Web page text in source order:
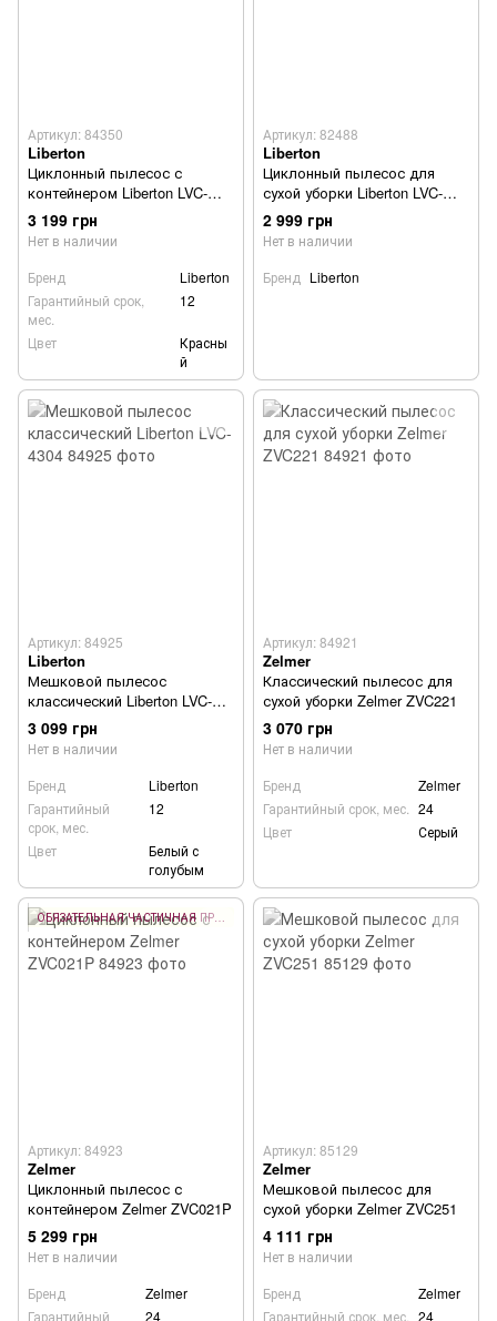
Артикул: 84350
Liberton
Циклонный пылесос с
контейнером Liberton LVC-
4308
3 199 грн
Нет в наличии
Бренд
Liberton
Гарантийный срок,
мес.
12
Цвет
Красны
й
Артикул: 82488
Liberton
Циклонный пылесос для
сухой уборки Liberton LVC-
0751C ECO
2 999 грн
Нет в наличии
Бренд Liberton
Артикул: 84925
Liberton
Мешковой пылесос
классический Liberton LVC-
4304
3 099 грн
Нет в наличии
Бренд
Liberton
Гарантийный
срок, мес.
12
Цвет
Белый с
голубым
Артикул: 84921
Zelmer
Классический пылесос для
сухой уборки Zelmer ZVC221
3 070 грн
Нет в наличии
Бренд
Zelmer
Гарантийный срок, мес.
24
Цвет
Серый
ОБЯЗАТЕЛЬНАЯ ЧАСТИЧНАЯ ПРЕДОПЛАТА 10%
Артикул: 84923
Zelmer
Циклонный пылесос с
контейнером Zelmer ZVC021P
5 299 грн
Нет в наличии
Бренд
Zelmer
Гарантийный
24
Артикул: 85129
Zelmer
Мешковой пылесос для
сухой уборки Zelmer ZVC251
4 111 грн
Нет в наличии
Бренд
Zelmer
Гарантийный срок, мес.
24